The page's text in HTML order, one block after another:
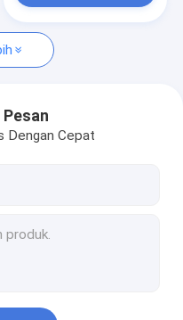
Dengan Cepat